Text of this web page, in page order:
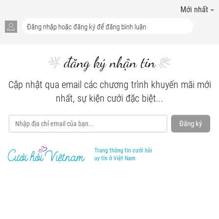
Mới nhất
đăng ký nhận tin
Cập nhật qua email các chương trình khuyến mãi mới
nhất, sự kiện cưới đặc biệt...
Đăng ký
Trang thông tin cưới hỏi
uy tín ở Việt Nam